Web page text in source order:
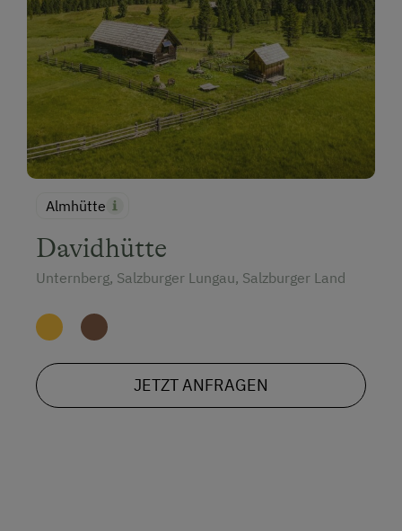
Almhütte
Davidhütte
Unternberg, Salzburger Lungau, Salzburger Land
JETZT ANFRAGEN